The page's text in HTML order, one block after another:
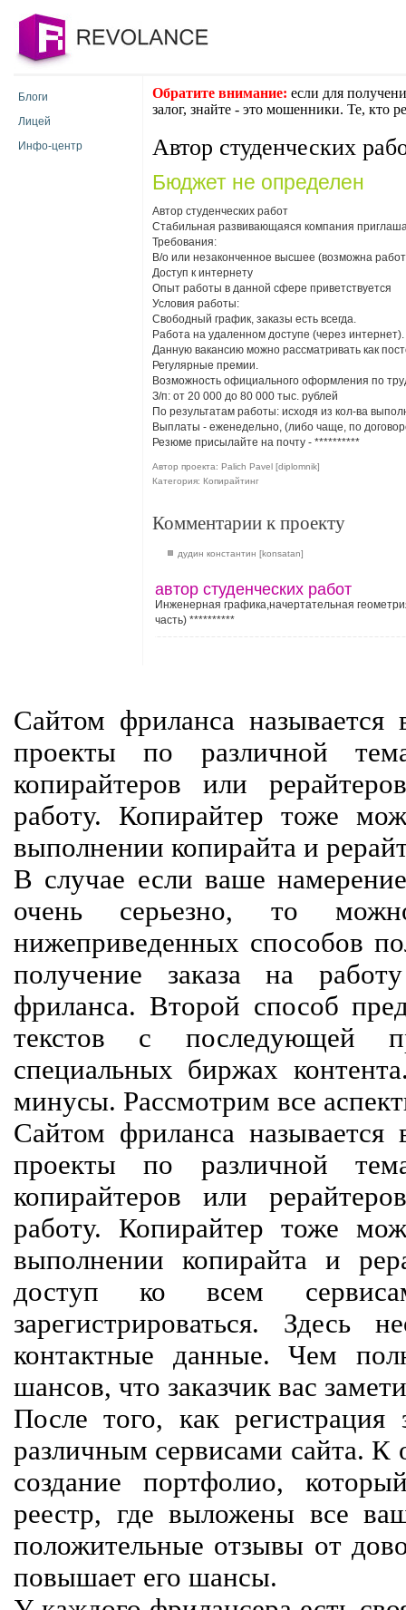
Блоги
Лицей
Инфо-центр
Обратите внимание: если для
залог, знайте - это мошенники. Те, кто
Автор студенческих
Бюджет не определен
Автор студенческих работ
Стабильная развивающаяся компания
Требования:
В/о или незаконченное высшее (возможна
Доступ к интернету
Опыт работы в данной сфере приветствуется
Условия работы:
Свободный график, заказы есть всегда.
Работа на удаленном доступе (через интернет).
Данную вакансию можно рассматривать как
Регулярные премии.
Возможность официального оформления по
З/п: от 20 000 до 80 000 тыс. рублей
По результатам работы: исходя из кол-ва
Выплаты - еженедельно, (либо чаще, по
Резюме присылайте на почту - **********
Автор проекта: Palich Pavel [diplomnik]
Категория: Копирайтинг
Комментарии к проекту
дудин константин [konsatan]
автор студенческих работ
Инженерная графика,начертательная
часть) **********
Сайтом фриланса называется
проекты по различной
копирайтеров или
работу. Копирайтер тоже
выполнении копирайта и
В случае если ваше
очень серьезно, то
нижеприведенных способов
получение заказа на
фриланса. Второй способ
текстов с последующей
специальных биржах
минусы. Рассмотрим все
Сайтом фриланса называется
проекты по различной
копирайтеров или
работу. Копирайтер тоже
выполнении копирайта и
доступ ко всем
зарегистрироваться. Здесь
контактные данные. Чем
шансов, что заказчик вас
После того, как регистрация
различным сервисами сайта. К
создание портфолио,
реестр, где выложены все
положительные отзывы от
повышает его шансы.